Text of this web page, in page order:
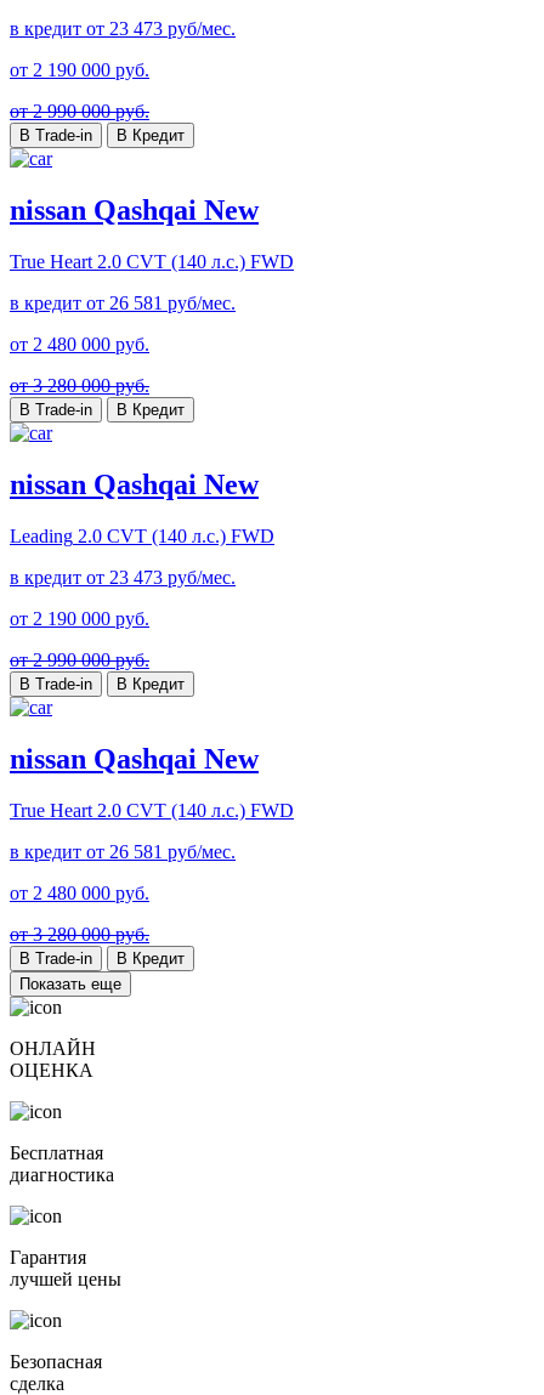
в кредит от 23 473 руб/мес.
от 2 190 000 руб.
от 2 990 000 руб.
В Trade-in В Кредит
nissan Qashqai New
True Heart 2.0 CVT (140 л.с.) FWD
в кредит от 26 581 руб/мес.
от 2 480 000 руб.
от 3 280 000 руб.
В Trade-in В Кредит
nissan Qashqai New
Leading 2.0 CVT (140 л.с.) FWD
в кредит от 23 473 руб/мес.
от 2 190 000 руб.
от 2 990 000 руб.
В Trade-in В Кредит
nissan Qashqai New
True Heart 2.0 CVT (140 л.с.) FWD
в кредит от 26 581 руб/мес.
от 2 480 000 руб.
от 3 280 000 руб.
В Trade-in
В Кредит
Показать еще
ОНЛАЙН
ОЦЕНКА
Бесплатная
диагностика
Гарантия
лучшей цены
Безопасная
сделка